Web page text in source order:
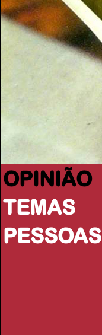
OPINIÃO
TEMAS
PESSOAS